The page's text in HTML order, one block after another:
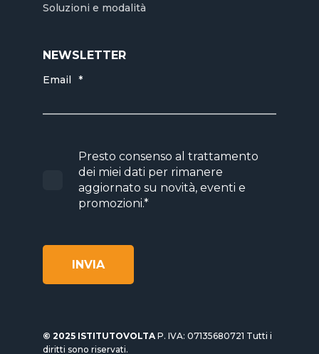
Soluzioni e modalità
NEWSLETTER
Email *
Presto consenso al trattamento
dei miei dati per rimanere
aggiornato su novità, eventi e
promozioni.*
© 2025 ISTITUTOVOLTAP. IVA: 07135680721 Tutti i
diritti sono riservati.